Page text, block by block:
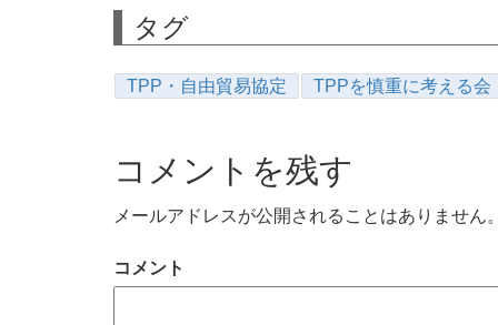
タグ
TPP・自由貿易協定 TPPを慎重に考える会
コメントを残す
メールアドレスが公開されることはありません。
コメント